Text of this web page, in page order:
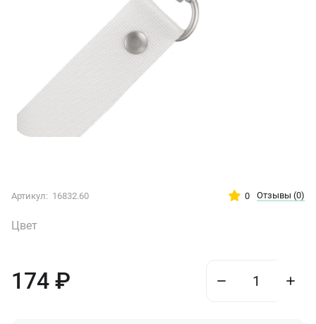
Артикул: 16832.60 0 Отзывы (0)
Цвет
174 ₽